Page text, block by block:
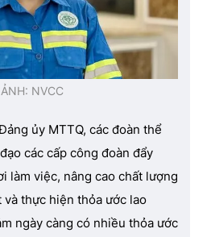
ẢNH: NVCC
ủy MTTQ, các đoàn thể
các cấp công đoàn đẩy
làm việc, nâng cao chất lượng
thực hiện thỏa ước lao
ngày càng có nhiều thỏa ước